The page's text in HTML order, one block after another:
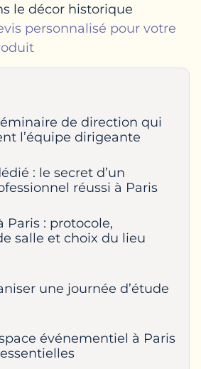
le décor historique
personnalisé pour votre
de direction qui
l’équipe dirigeante
: le secret d’un
réussi à Paris
Paris : protocole,
salle et choix du lieu
une journée d’étude
événementiel à Paris